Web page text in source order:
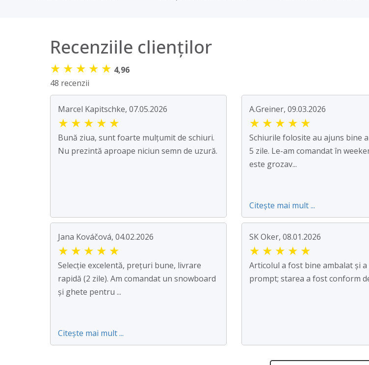
Recenziile clienților
★ ★ ★ ★ ★ 4,96
48 recenzii
Marcel Kapitschke, 07.05.2026
★ ★ ★ ★ ★
Bună ziua, sunt foarte mulțumit de schiuri.
Nu prezintă aproape niciun semn de uzură.
A.Greiner, 09.03.2026
★ ★ ★ ★ ★
Schiurile folosite au ajuns bine
5 zile. Le-am comandat în
este grozav...
Citește mai mult ...
Jana Kováčová, 04.02.2026
★ ★ ★ ★ ★
Selecție excelentă, prețuri bune, livrare
rapidă (2 zile). Am comandat un snowboard
și ghete pentru ...
Citește mai mult ...
SK Oker, 08.01.2026
★ ★ ★ ★ ★
Articolul a fost bine ambalat și a
prompt; starea a fost conform